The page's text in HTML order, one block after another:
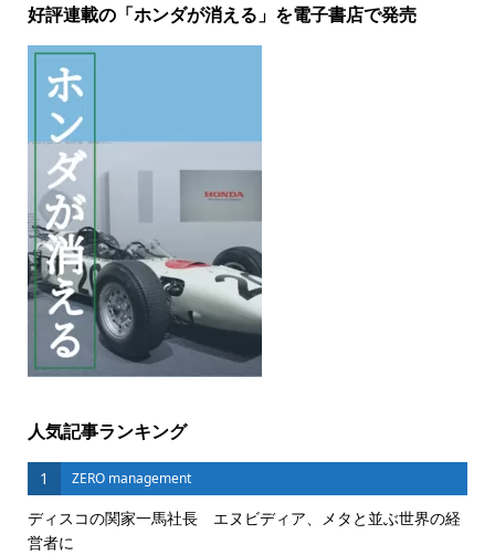
好評連載の「ホンダが消える」を電子書店で発売
人気記事ランキング
1 ZERO management
ディスコの関家一馬社長 エヌビディア、メタと並ぶ世界の経
営者に